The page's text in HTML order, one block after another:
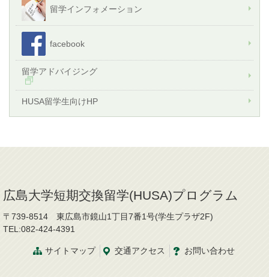
留学インフォメーション
facebook
留学アドバイジング
HUSA留学生向けHP
広島大学短期交換留学(HUSA)プログラム
〒739-8514 東広島市鏡山1丁目7番1号(学生プラザ2F)
TEL:082-424-4391
サイトマップ 交通アクセス お問い合わせ